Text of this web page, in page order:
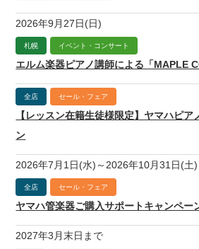
2026年9月27日(日)
札幌 イベント・コンサート
エルム楽器ピアノ講師による「MAPLE
全店 セール・フェア
【レッスン在籍生徒様限定】ヤマハピア
ン
2026年7月1日(水)～2026年10月31日(土
全店 セール・フェア
ヤマハ管楽器ご購入サポートキャンペー
2027年3月末日まで